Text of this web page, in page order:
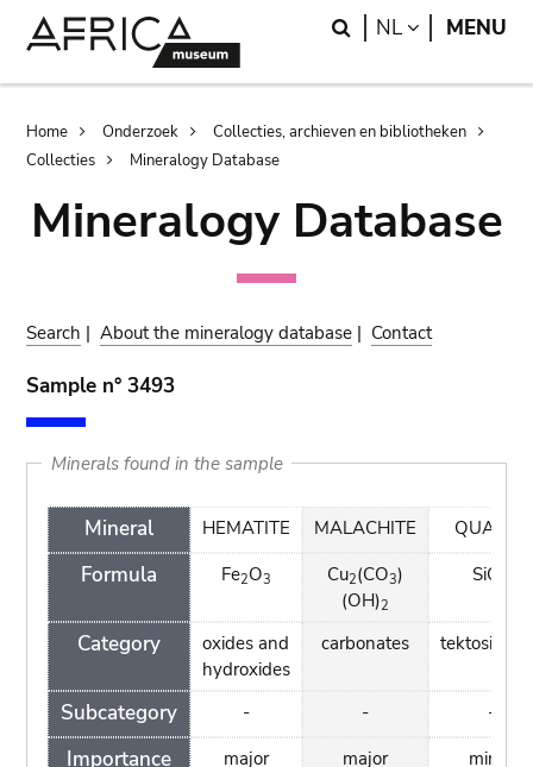
Search
NL LANGUAGE
MENU
Breadcrumb
Home Onderzoek
Collecties, archieven en bibliotheken
Collecties
Mineralogy Database
Mineralogy Database
Search |About the mineralogy database | Contact
Sample n° 3493
Minerals found in the sample
Mineral
Formula
Category
Subcategory
Importance
HEMATITE
Fe2O3
oxides and
hydroxides
-
major
MALACHITE
Cu2(CO3)
(OH)2
carbonates
-
major
QUARTZ
SiO
-
minor